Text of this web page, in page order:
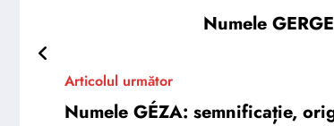
Numele
Articolul următor
Numele GÉZA: semnificație,